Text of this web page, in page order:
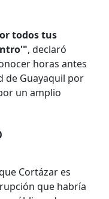
todos tus
, declaró
horas antes
de Guayaquil por
un amplio
Cortázar es
que habría